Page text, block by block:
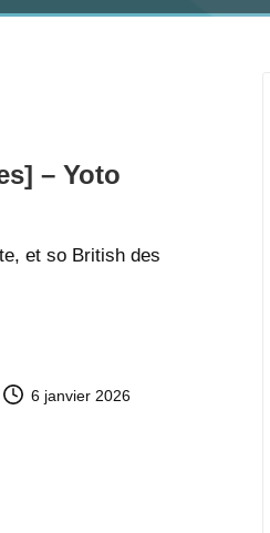
– Yoto
et so British des
6 janvier 2026